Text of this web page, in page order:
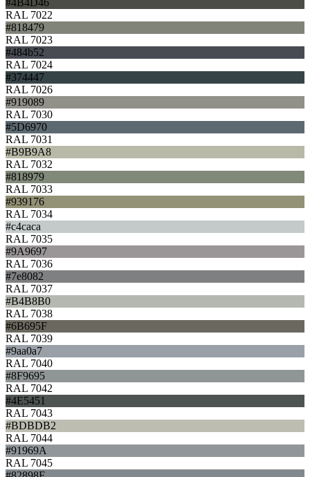
RAL 7022
#818479
RAL 7023
#484b52
RAL 7024
#374447
RAL 7026
#919089
RAL 7030
#5D6970
RAL 7031
#B9B9A8
RAL 7032
#818979
RAL 7033
#939176
RAL 7034
#c4caca
RAL 7035
#9A9697
RAL 7036
#7e8082
RAL 7037
#B4B8B0
RAL 7038
#6B695F
RAL 7039
#9aa0a7
RAL 7040
#8F9695
RAL 7042
#4E5451
RAL 7043
#BDBDB2
RAL 7044
#91969A
RAL 7045